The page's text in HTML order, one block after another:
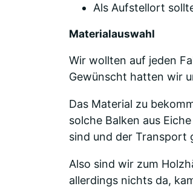
Als Aufstellort
Materialauswahl
Wir wollten auf jeden
Gewünscht hatten wir
Das Material zu
solche Balken aus
sind und der Transport
Also sind wir zum
allerdings nichts da,